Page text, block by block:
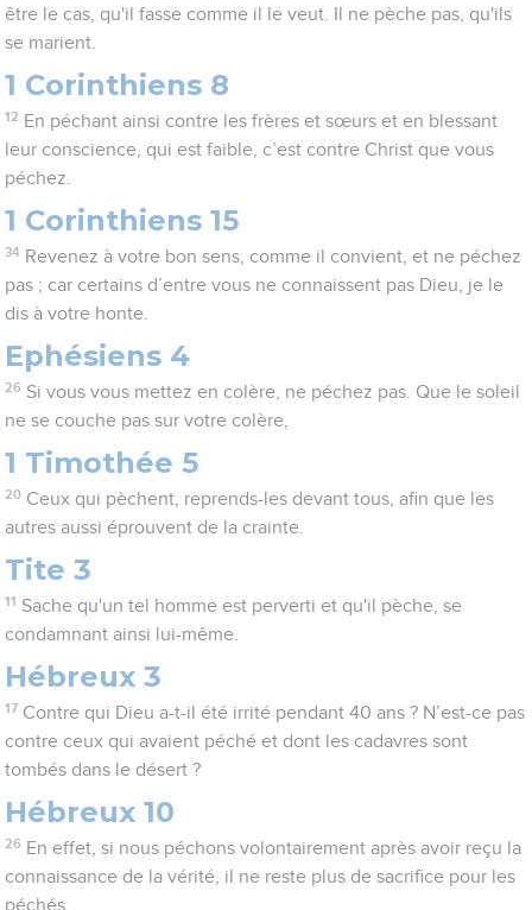
être le cas, qu'il fasse comme il le veut. Il ne pèche pas, qu'ils
se marient.
1 Corinthiens 8
12 En péchant ainsi contre les frères et sœurs et en blessant
leur conscience, qui est faible, c’est contre Christ que vous
péchez.
1 Corinthiens 15
34 Revenez à votre bon sens, comme il convient, et ne péchez
pas ; car certains d’entre vous ne connaissent pas Dieu, je le
dis à votre honte.
Ephésiens 4
26 Si vous vous mettez en colère, ne péchez pas. Que le soleil
ne se couche pas sur votre colère,
1 Timothée 5
20 Ceux qui pèchent, reprends-les devant tous, afin que les
autres aussi éprouvent de la crainte.
Tite 3
11 Sache qu'un tel homme est perverti et qu'il pèche, se
condamnant ainsi lui-même.
Hébreux 3
17 Contre qui Dieu a-t-il été irrité pendant 40 ans ? N’est-ce pas
contre ceux qui avaient péché et dont les cadavres sont
tombés dans le désert ?
Hébreux 10
26 En effet, si nous péchons volontairement après avoir reçu la
connaissance de la vérité, il ne reste plus de sacrifice pour les
péchés,